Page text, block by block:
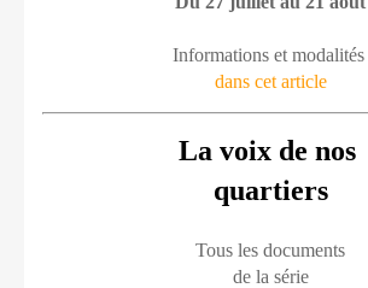
Informations et modalités
dans cet article
La voix de nos
quartiers
Tous les documents
de la série